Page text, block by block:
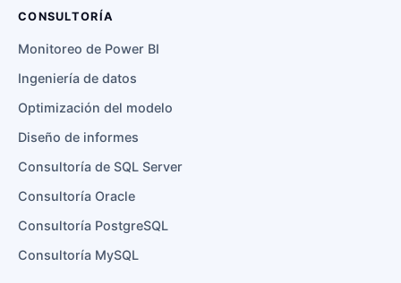
CONSULTORÍA
Monitoreo de Power BI
Ingeniería de datos
Optimización del modelo
Diseño de informes
Consultoría de SQL Server
Consultoría Oracle
Consultoría PostgreSQL
Consultoría MySQL